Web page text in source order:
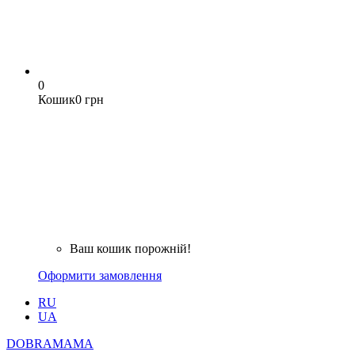
0
Кошик0 грн
Ваш кошик порожній!
Оформити замовлення
RU
UA
DOBRAMAMA